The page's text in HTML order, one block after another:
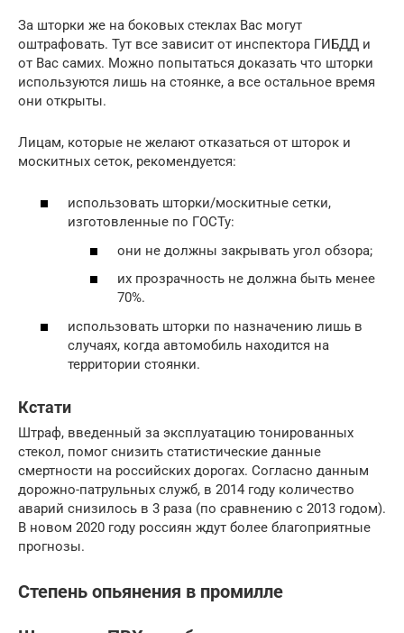
За шторки же на боковых стеклах Вас могут
оштрафовать. Тут все зависит от инспектора ГИБДД и
от Вас самих. Можно попытаться доказать что шторки
используются лишь на стоянке, а все остальное время
они открыты.
Лицам, которые не желают отказаться от шторок и
москитных сеток, рекомендуется:
использовать шторки/москитные сетки,
изготовленные по ГОСТу:
они не должны закрывать угол обзора;
их прозрачность не должна быть менее
70%.
использовать шторки по назначению лишь в
случаях, когда автомобиль находится на
территории стоянки.
Кстати
Штраф, введенный за эксплуатацию тонированных
стекол, помог снизить статистические данные
смертности на российских дорогах. Согласно данным
дорожно-патрульных служб, в 2014 году количество
аварий снизилось в 3 раза (по сравнению с 2013 годом).
В новом 2020 году россиян ждут более благоприятные
прогнозы.
Степень опьянения в промилле